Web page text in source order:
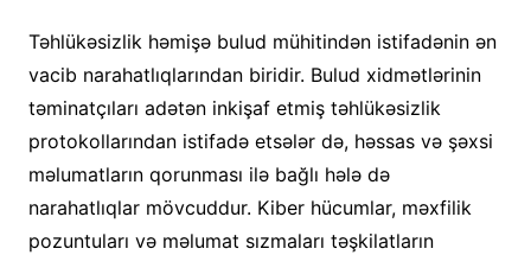
Təhlükəsizlik həmişə bulud mühitindən istifadənin ən
vacib narahatlıqlarından biridir. Bulud xidmətlərinin
təminatçıları adətən inkişaf etmiş təhlükəsizlik
protokollarından istifadə etsələr də, həssas və şəxsi
məlumatların qorunması ilə bağlı hələ də
narahatlıqlar mövcuddur. Kiber hücumlar, məxfilik
pozuntuları və məlumat sızmaları təşkilatların